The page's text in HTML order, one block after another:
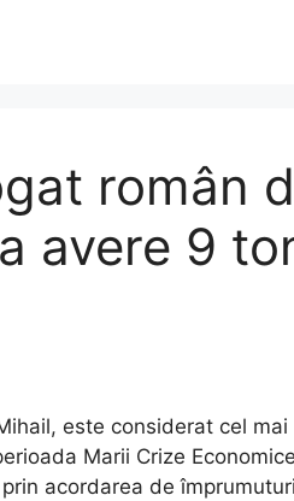
român
avere 9
este considerat cel
Marii Crize
acordarea de